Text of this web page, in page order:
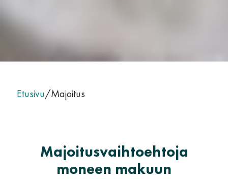
Etusivu/Majoitus
Majoitusvaihtoehtoja
moneen makuun